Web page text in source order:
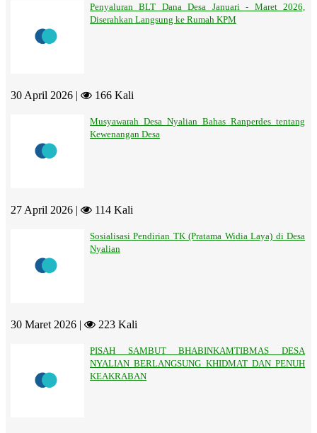
Penyaluran BLT Dana Desa Januari - Maret 2026,
Diserahkan Langsung ke Rumah KPM
30 April 2026 | 166 Kali
Musyawarah Desa Nyalian Bahas Ranperdes tentang
Kewenangan Desa
27 April 2026 | 114 Kali
Sosialisasi Pendirian TK (Pratama Widia Laya) di Desa
Nyalian
30 Maret 2026 | 223 Kali
PISAH SAMBUT BHABINKAMTIBMAS DESA
NYALIAN BERLANGSUNG KHIDMAT DAN PENUH
KEAKRABAN